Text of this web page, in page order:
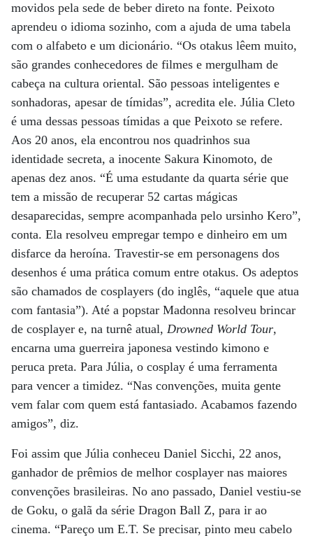
movidos pela sede de beber direto na fonte. Peixoto
aprendeu o idioma sozinho, com a ajuda de uma tabela
com o alfabeto e um dicionário. “Os otakus lêem muito,
são grandes conhecedores de filmes e mergulham de
cabeça na cultura oriental. São pessoas inteligentes e
sonhadoras, apesar de tímidas”, acredita ele. Júlia Cleto
é uma dessas pessoas tímidas a que Peixoto se refere.
Aos 20 anos, ela encontrou nos quadrinhos sua
identidade secreta, a inocente Sakura Kinomoto, de
apenas dez anos. “É uma estudante da quarta série que
tem a missão de recuperar 52 cartas mágicas
desaparecidas, sempre acompanhada pelo ursinho Kero”,
conta. Ela resolveu empregar tempo e dinheiro em um
disfarce da heroína. Travestir-se em personagens dos
desenhos é uma prática comum entre otakus. Os adeptos
são chamados de cosplayers (do inglês, “aquele que atua
com fantasia”). Até a popstar Madonna resolveu brincar
de cosplayer e, na turnê atual, Drowned World Tour,
encarna uma guerreira japonesa vestindo kimono e
peruca preta. Para Júlia, o cosplay é uma ferramenta
para vencer a timidez. “Nas convenções, muita gente
vem falar com quem está fantasiado. Acabamos fazendo
amigos”, diz.
Foi assim que Júlia conheceu Daniel Sicchi, 22 anos,
ganhador de prêmios de melhor cosplayer nas maiores
convenções brasileiras. No ano passado, Daniel vestiu-se
de Goku, o galã da série Dragon Ball Z, para ir ao
cinema. “Pareço um E.T. Se precisar, pinto meu cabelo